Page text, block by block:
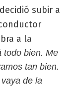
subir a
a la
todo bien. Me
tan bien.
de la